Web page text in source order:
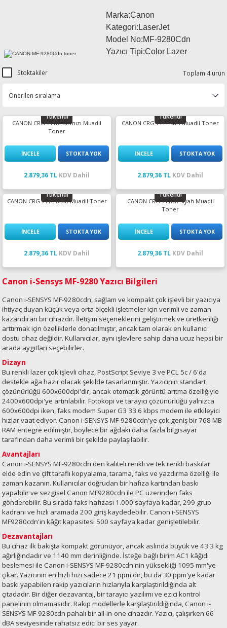
Marka:Canon
Kategori:LaserJet
Model No:MF-9280Cdn
Yazıcı Tipi:Color Lazer
Stoktakiler Toplam 4 ürün
Tükendi
CANON CRG 711M Kırmızı Muadil
Toner
İNCELE STOKTA YOK
2.879,36 TL KDV Dahil
Tükendi
CANON CRG 711Y Sarı Muadil Toner
İNCELE STOKTA YOK
2.879,36 TL KDV Dahil
Tükendi
CANON CRG 711C Mavi Muadil Toner
İNCELE STOKTA YOK
2.879,36 TL KDV Dahil
Tükendi
CANON CRG 711BK Siyah Muadil
Toner
İNCELE STOKTA YOK
2.879,36 TL KDV Dahil
Canon i-Sensys MF-9280 Yazıcı Bilgileri
Canon i-SENSYS MF-9280cdn, sağlam ve kompakt çok işlevli bir yazıcıya
ihtiyaç duyan küçük veya orta ölçekli işletmeler için verimli ve zaman
kazandıran bir cihazdır. İletişim seçeneklerini geliştirmek ve üretkenliği
arttırmak için özelliklerle donatılmıştır, ancak tam olarak en kullanıcı
dostu cihaz değildir. Kullanıcılar, aynı işlevlere sahip daha ucuz hepsi bir
arada aygıtları seçebilirler.
Dizayn
Bu renkli lazer çok işlevli cihaz, PostScript Seviye 3 ve PCL 5c / 6'da
destekle ağa hazır olacak şekilde tasarlanmıştır. Yazıcının standart
çözünürlüğü 600x600dpi'dir, ancak otomatik görüntü arıtma özelliğiyle
2400x600dpi'ye artırılabilir. Fotokopi ve tarayıcı çözünürlüğü yalnızca
600x600dpi iken, faks modem Super G3 33.6 kbps modem ile etkileyici
hızlar vaat ediyor. Canon i-SENSYS MF-9280cdn'ye çok geniş bir 768 MB
RAM entegre edilmiştir, böylece bir ağdaki daha fazla bilgisayar
tarafından daha verimli bir şekilde paylaşılabilir.
Avantajları
Canon i-SENSYS MF-9280cdn'den kaliteli renkli ve tek renkli baskılar
elde edin ve çift taraflı kopyalama, tarama, faks ve yazdırma özelliği ile
zaman kazanın. Kullanıcılar doğrudan bir hafıza kartından baskı
yapabilir ve sezgisel Canon MF9280cdn ile PC üzerinden faks
gönderebilir. Bu sırada faks hafızası 1.000 sayfaya kadar, 299 grup
kadranı ve hızlı aramada 200 giriş kaydedebilir. Canon i-SENSYS
MF9280cdn'in kâğıt kapasitesi 500 sayfaya kadar genişletilebilir.
Dezavantajları
Bu cihaz ilk bakışta kompakt görünüyor, ancak aslında büyük ve 43.3 kg
ağırlığındadır ve 1140 mm derinliğinde. İsteğe bağlı birim AC1 kâğıdı
beslemesi ile Canon i-SENSYS MF-9280cdn'nin yüksekliği 1095 mm'ye
çıkar. Yazıcının en hızlı hızı sadece 21 ppm'dir, bu da 30 ppm'ye kadar
baskı yapabilen rakip yazıcıların hızlarıyla karşılaştırıldığında alt
çıtadadır. Bir diğer dezavantaj, bir tarayıcı yazılımı ve ezici kontrol
panelinin olmamasıdır. Rakip modellerle karşılaştırıldığında, Canon i-
SENSYS MF-9280cdn pahalı bir all-in-one cihazdır. Yazıcı, çalışırken 66
dBA seviyesinde rahatsız edici bir ses yayar.